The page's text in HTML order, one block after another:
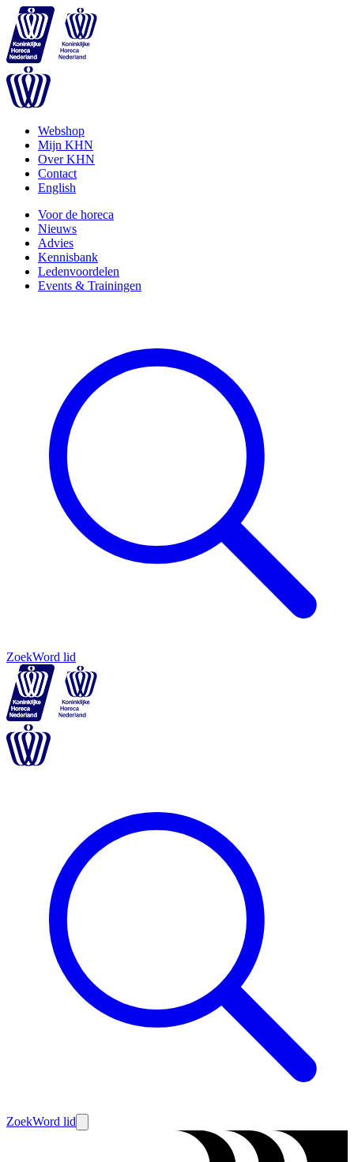
Webshop
Mijn KHN
Over KHN
Contact
English
Voor de horeca
Nieuws
Advies
Kennisbank
Ledenvoordelen
Events & Trainingen
ZoekWord lid
ZoekWord lid